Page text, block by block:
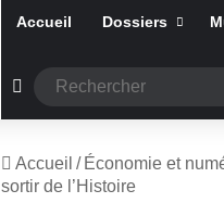
Accueil Dossiers
Article Aléatoire
Accueil / Économie et
sortir de l’Histoire